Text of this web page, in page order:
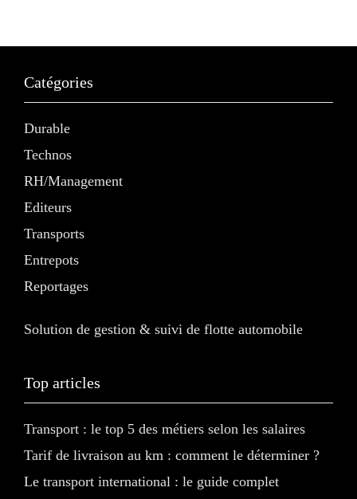
Catégories
Durable
Technos
RH/Management
Editeurs
Transports
Entrepots
Reportages
Solution de gestion & suivi de flotte automobile
Top articles
Transport : le top 5 des métiers selon les salaires
Tarif de livraison au km : comment le déterminer ?
Le transport international : le guide complet